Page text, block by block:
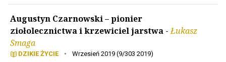
Augustyn Czarnowski – pionier
ziołolecznictwa i krzewiciel jarstwa -Łukasz
Smaga
DZIKIE ŻYCIE • Wrzesień 2019 (9/303 2019)